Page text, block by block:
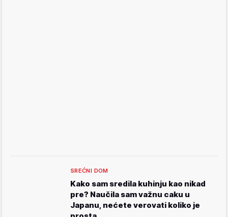
SREĆNI DOM
Kako sam sredila kuhinju kao nikad
pre? Naučila sam važnu caku u
Japanu, nećete verovati koliko je